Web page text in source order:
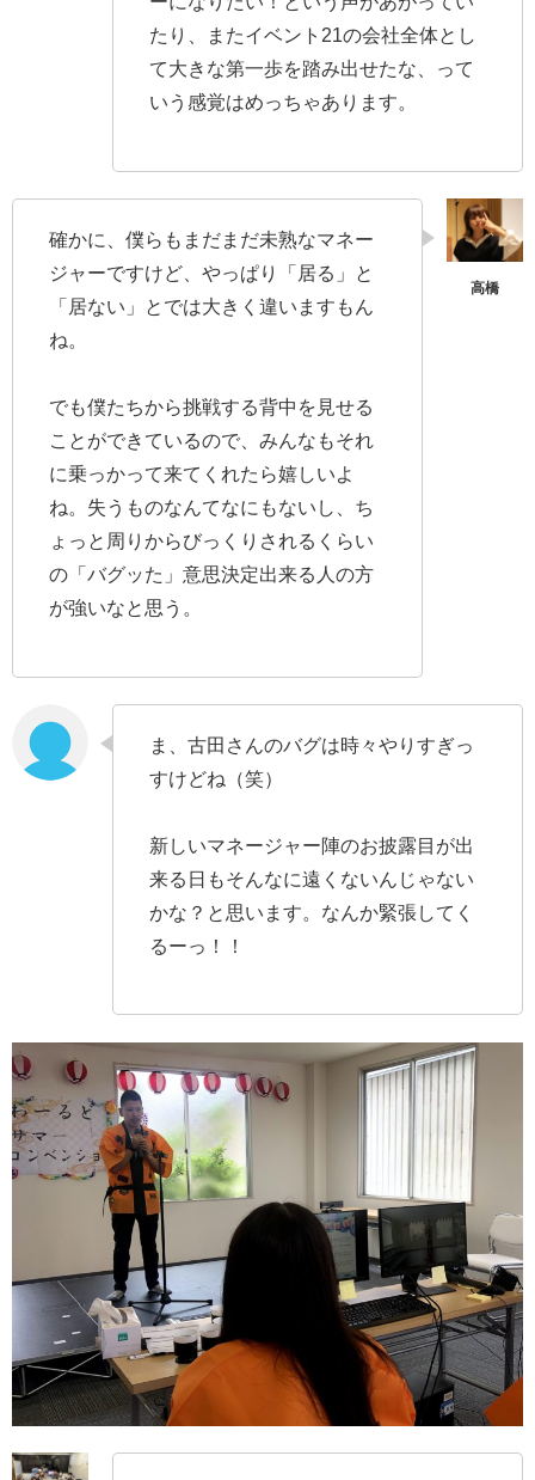
たり、またイベント21の会社全体とし
て大きな第一歩を踏み出せたな、って
いう感覚はめっちゃあります。
確かに、僕らもまだまだ未熟なマネー
ジャーですけど、やっぱり「居る」と
「居ない」とでは大きく違いますもん
ね。
でも僕たちから挑戦する背中を見せる
ことができているので、みんなもそれ
に乗っかって来てくれたら嬉しいよ
ね。失うものなんてなにもないし、ち
ょっと周りからびっくりされるくらい
の「バグッた」意思決定出来る人の方
が強いなと思う。
ま、古田さんのバグは時々やりすぎっ
すけどね（笑）
新しいマネージャー陣のお披露目が出
来る日もそんなに遠くないんじゃない
かな？と思います。なんか緊張してく
るーっ！！